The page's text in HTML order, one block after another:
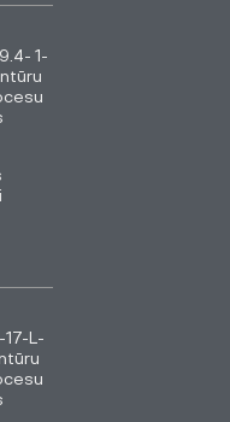
1-
17-L-